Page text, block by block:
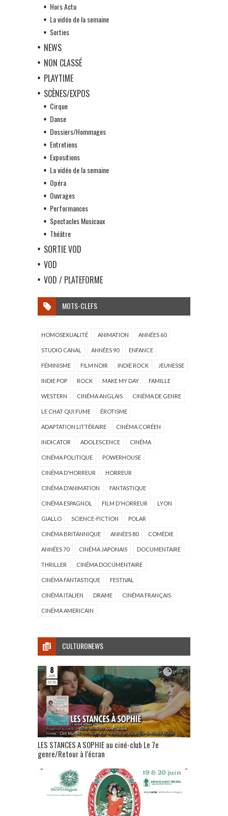
Hors Actu
La vidéo de la semaine
Sorties
NEWS
NON CLASSÉ
PLAYTIME
SCÈNES/EXPOS
Cirque
Danse
Dossiers/Hommages
Entretiens
Expositions
La vidéo de la semaine
Opéra
Ouvrages
Performances
Spectacles Musicaux
Théâtre
SORTIE VOD
VOD
VOD / PLATEFORME
MOTS-CLEFS
HOMOSEXUALITÉ ANIMATION ANNÉES 60
STUDIO CANAL ANNÉES 90 ENFANCE
FÉMINISME FILM NOIR INDIE ROCK JEUNESSE
INDIE POP ROCK MAKE MY DAY FAMILLE
WESTERN CINÉMA ANGLAIS CINÉMA DE GENRE
LE CHAT QUI FUME ÉROTISME
ADAPTATION LITTÉRAIRE CINÉMA CORÉEN
INDICATOR ADOLESCENCE CINÉMA
CINÉMA POLITIQUE POWERHOUSE
CINÉMA D'HORREUR HORREUR
CINÉMA D'ANIMATION FANTASTIQUE
CINÉMA ESPAGNOL FILM D'HORREUR LYON
GIALLO SCIENCE-FICTION POLAR
CINÉMA BRITANNIQUE ANNÉES 80 COMÉDIE
ANNÉES 70 CINÉMA JAPONAIS DOCUMENTAIRE
THRILLER CINÉMA DOCUMENTAIRE
CINÉMA FANTASTIQUE FESTIVAL
CINÉMA ITALIEN DRAME CINÉMA FRANÇAIS
CINÉMA AMERICAIN
CULTURONEWS
LES STANCES A SOPHIE au ciné-club Le 7e
genre/Retour à l’écran